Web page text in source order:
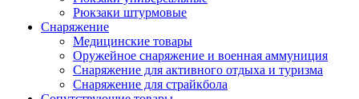
Рюкзаки штурмовые
Снаряжение
Медицинские товары
Оружейное снаряжение и военная аммуниция
Снаряжение для активного отдыха и туризма
Снаряжение для страйкбола